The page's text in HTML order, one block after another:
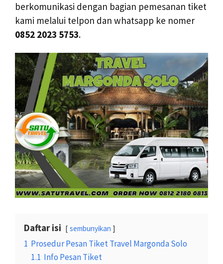
berkomunikasi dengan bagian pemesanan tiket
kami melalui telpon dan whatsapp ke nomer
0852 2023 5753.
Daftar isi sembunyikan
1 Prosedur Pesan Tiket Travel Margonda Solo
1.1 Info Pesan Tiket